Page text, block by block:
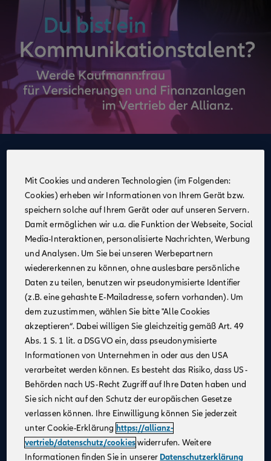
im Vertrieb der Allianz
Eine attraktive monatliche Ausbildungsvergütung
(Stand 08/2025):
1. Jahr: 1.355 €
2. Jahr: 1.432 €
3. Jahr: 1.520 €
ab Sept. 2026:
im 1. Jahr: 1.455 €, im 2. Jahr: 1.532 €, im 3. Jahr:
1.620 €
Zusätzliche Leistungen : Urlaubs- und
Weihnachtsgeld
Monetäre Vorteile:
40 €/Monat vermögenswirksame Leistungen
Übernahme erstattungsfähiger Reisekosten
Urlaubsanspruch : 30 Tage im Jahr
Mitarbeiterrabatte: Vergünstigungen auf Allianz
Produkte
Praxisnahe Ausbildung: Eine praxisnahe und
Mit Cookies und anderen Technologien (im Folgenden:
Cookies) erheben wir Informationen von Ihrem Gerät bzw.
speichern solche auf Ihrem Gerät oder auf unseren Servern.
Damit ermöglichen wir u.a. die Funktion der Webseite, Social
Media-Interaktionen, personalisierte Nachrichten, Werbung
und Analysen. Um Sie bei unseren Werbepartnern
wiedererkennen zu können, ohne auslesbare persönliche
Daten zu teilen, benutzen wir pseudonymisierte Identifier
(z.B. eine gehashte E-Mailadresse, sofern vorhanden). Um
dem zuzustimmen, wählen Sie bitte "Alle Cookies
akzeptieren“. Dabei willigen Sie gleichzeitig gemäß Art. 49
Abs. 1 S. 1 lit. a DSGVO ein, dass pseudonymisierte
Informationen von Unternehmen in oder aus den USA
verarbeitet werden können. Es besteht das Risiko, dass US-
Behörden nach US-Recht Zugriff auf Ihre Daten haben und
Sie sich nicht auf den Schutz der europäischen Gesetze
verlassen können. Ihre Einwilligung können Sie jederzeit
unter Cookie-Erklärung https://allianz-
vertrieb/datenschutz/cookieswiderrufen. Weitere
Informationen finden Sie in unserer Datenschutzerklärung